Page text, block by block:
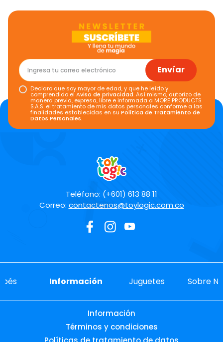
Envíar
Declaro que soy mayor de edad, y que he leído y
comprendido elAviso de privacidad. Así mismo, autorizo de
manera previa, expresa, libre e informada a MORE PRODUCTS
S.A.S. el tratamiento de mis datos personales conforme a las
finalidades establecidas en suPolítica de Tratamiento de
Datos Personales.
Teléfono: (+601) 613 88 11
Correo: contactenos@toylogic.com.co
Información Juguetes Sobre
Información
Términos y condiciones